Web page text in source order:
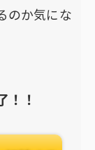
のか気にな
！！